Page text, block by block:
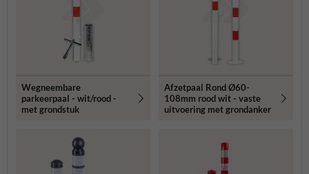
Wegneembare
parkeerpaal - wit/rood -
met grondstuk
Afzetpaal Rond Ø60-
108mm rood wit - vaste
uitvoering met grondanker